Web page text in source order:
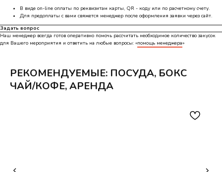
В виде on-line оплаты по реквизитам карты, QR - коду или по расчетному счету.
Для предоплаты с вами свяжется менеджер после оформления заявки через сайт.
Задать вопрос
Наш менеджер всегда готов оперативно помочь рассчитать необходимое количество закусок
для Вашего мероприятия и ответить на любые вопросы: «помощь менеджера»
РЕКОМЕНДУЕМЫЕ: ПОСУДА, БОКС
ЧАЙ/КОФЕ, АРЕНДА